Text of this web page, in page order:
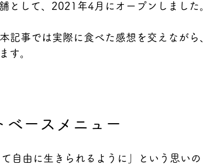
として、2021年4月にオープンしました。
事では実際に食べた感想を交えながら、
す。
ベースメニュー
自由に生きられるように」という思いの